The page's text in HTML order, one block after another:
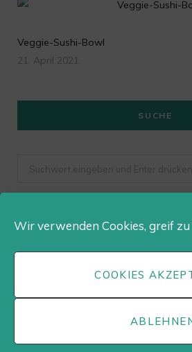
Wir verwenden Cookies, greif
COOKIES
Veggie-Sushi-Bowl
21. April 2021
SUCHE
Dailygusto auf
© DAILY GUSTO •KONTAKT•